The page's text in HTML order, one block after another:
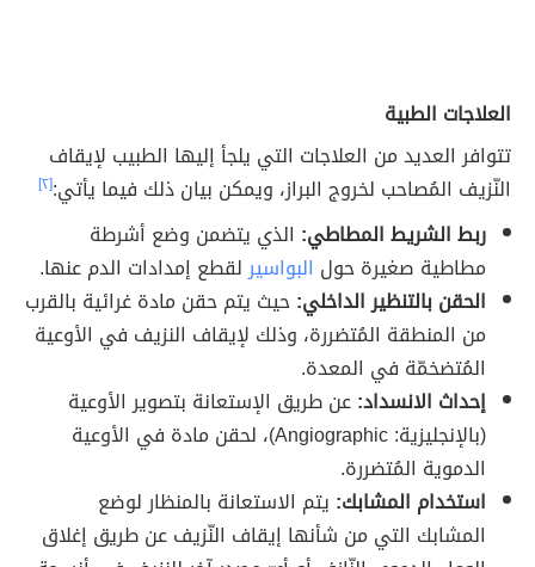
العلاجات الطبية
تتوافر العديد من العلاجات التي يلجأ إليها الطبيب لإيقاف
النّزيف المُصاحب لخروج البراز، ويمكن بيان ذلك فيما يأتي:[٢]
ربط الشريط المطاطي: الذي يتضمن وضع أشرطة
مطاطية صغيرة حول البواسيرلقطع إمدادات الدم عنها.
الحقن بالتنظير الداخلي:حيث يتم حقن مادة غرائية بالقرب
من المنطقة المُتضررة، وذلك لإيقاف النزيف في الأوعية
المُتضخمّة في المعدة.
إحداث الانسداد:عن طريق الإستعانة بتصوير الأوعية
(بالإنجليزية: Angiographic)، لحقن مادة في الأوعية
الدموية المُتضررة.
استخدام المشابك: يتم الاستعانة بالمنظار لوضع
المشابك التي من شأنها إيقاف النّزيف عن طريق إغلاق